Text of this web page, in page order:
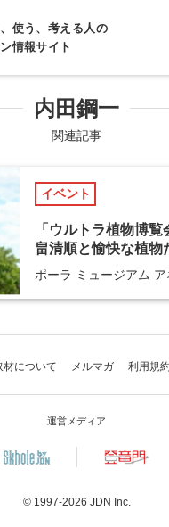
使う、考える人の
情報サイト
内田鋼一
関連記事
イベント
「ウルトラ植物博
畠清順と愉快な植物
ポーラ ミュージアム ア
材について メルマガ 利用規
運営メディア
© 1997-2026 JDN Inc.